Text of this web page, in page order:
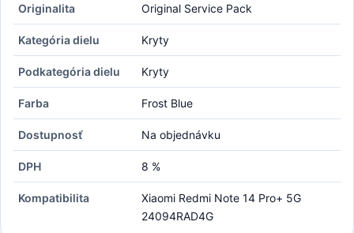
Originalita Original Service Pack
Kategória dielu Kryty
Podkategória dielu Kryty
Farba Frost Blue
Dostupnosť Na objednávku
DPH 8 %
Kompatibilita
Xiaomi Redmi Note 14 Pro+ 5G
24094RAD4G